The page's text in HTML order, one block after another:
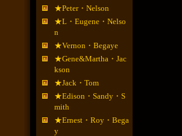
★Peter・Nelson
★L・Eugene・Nelso
n
★Vernon・Begaye
★Gene&Martha・Jac
kson
★Jack・Tom
★Edison・Sandy・S
mith
★Ernest・Roy・Bega
y